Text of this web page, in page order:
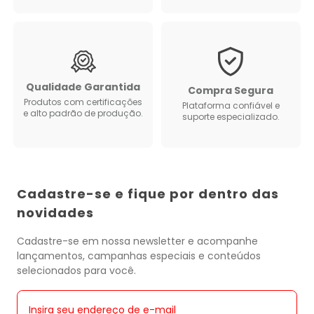
Qualidade Garantida
Produtos com certificações
e alto padrão de produção.
Compra Segura
Plataforma confiável e
suporte especializado.
Cadastre-se e fique por dentro das
novidades
Cadastre-se em nossa newsletter e acompanhe
lançamentos, campanhas especiais e conteúdos
selecionados para você.